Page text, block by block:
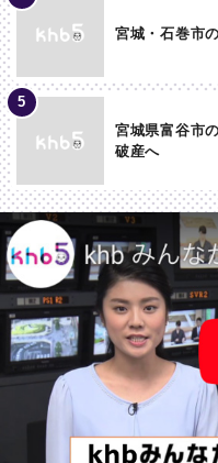
宮城・石巻市
宮城県富谷市
破産へ